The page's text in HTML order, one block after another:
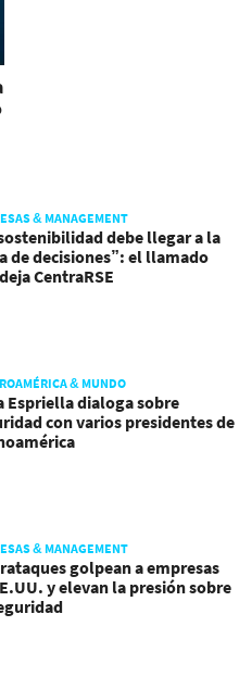
& MANAGEMENT
debe llegar a la
de decisiones”: el llamado
CentraRSE
& MUNDO
Espriella dialoga sobre
con varios presidentes de
& MANAGEMENT
golpean a empresas
y elevan la presión sobre